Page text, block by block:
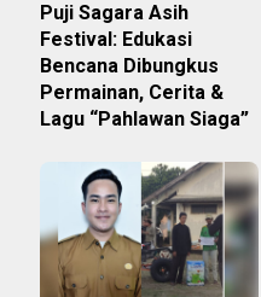
Puji Sagara Asih
Festival: Edukasi
Bencana Dibungkus
Permainan, Cerita &
Lagu “Pahlawan Siaga”